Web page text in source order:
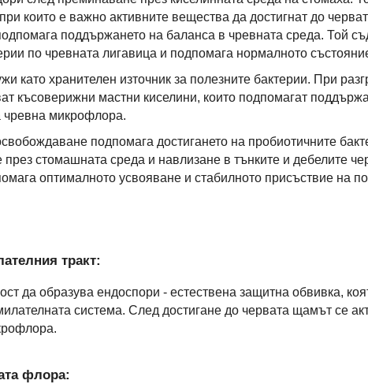
които е важно активните вещества да достигнат до
поддържането на баланса в чревната среда. Той
по чревната лигавица и подпомага нормалното
като хранителен източник за полезните бактерии. При
късоверижни мастни киселини, които подпомагат
чревна микрофлора.
подпомага достигането на пробиотичните
стомашната среда и навлизане в тънките и дебелите
оптималното усвояване и стабилното присъствие на
тракт:
да образува ендоспори - естествена защитна обвивка,
система. След достигане до червата щамът се
флора: